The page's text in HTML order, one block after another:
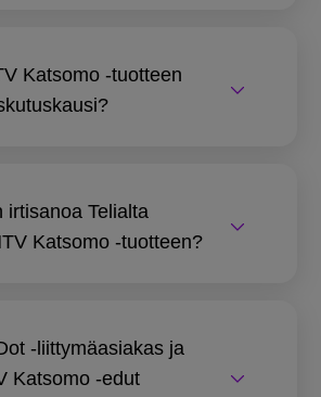
Katsomo -tuotteen
irtisanoa Telialta
Katsomo -tuotteen?
-liittymäasiakas ja
Katsomo -edut